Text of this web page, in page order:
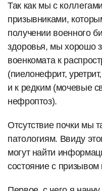
Так как мы с
призывниками,
получении военного
здоровья, мы хорошо
военкомата к
(пиелонефрит,
и к редким (мочевые
нефроптоз).
Отсутствие почки мы
патологиям. Ввиду
могут найти
состояние с